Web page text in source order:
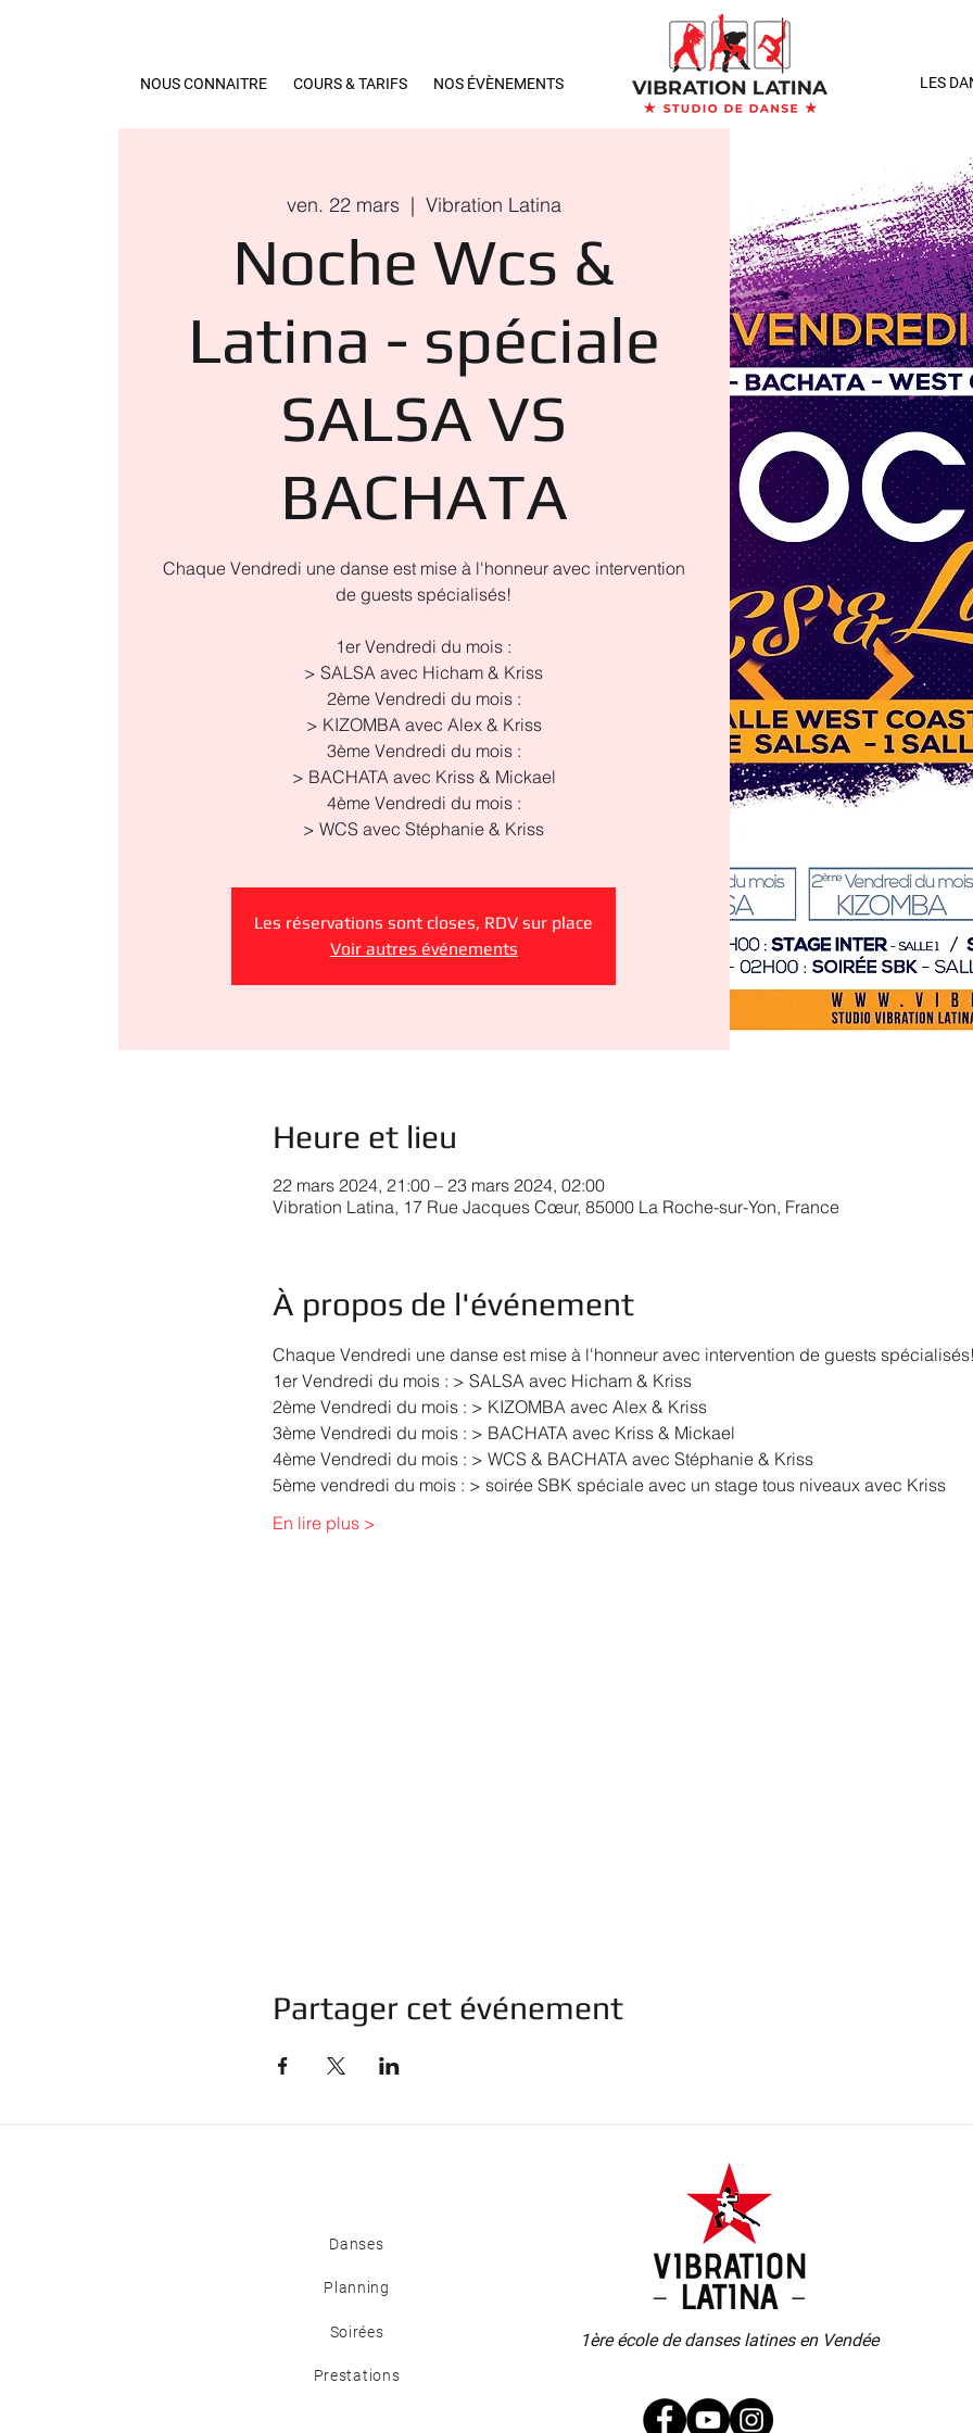
NOUS CONNAITRE COURS & TARIFS NOS ÉVÈNEMENTS LES
ven. 22 mars
  |
Vibration Latina
Noche Wcs &
Latina - spéciale
SALSA VS
BACHATA
Chaque Vendredi une danse est mise à l'honneur avec intervention
de guests spécialisés!
1er Vendredi du mois :
> SALSA avec Hicham & Kriss
2ème Vendredi du mois :
> KIZOMBA avec Alex & Kriss
3ème Vendredi du mois :
> BACHATA avec Kriss & Mickael
4ème Vendredi du mois :
> WCS avec Stéphanie & Kriss
Les réservations sont closes, RDV sur place
Voir autres événements
Heure et lieu
22 mars 2024, 21:00 – 23 mars 2024, 02:00
Vibration Latina, 17 Rue Jacques Cœur, 85000 La Roche-sur-Yon, France
À propos de l'événement
Chaque Vendredi une danse est mise à l'honneur avec intervention de guests
1er Vendredi du mois : > SALSA avec Hicham & Kriss
2ème Vendredi du mois : > KIZOMBA avec Alex & Kriss
3ème Vendredi du mois : > BACHATA avec Kriss & Mickael
4ème Vendredi du mois : > WCS & BACHATA avec Stéphanie & Kriss
5ème vendredi du mois : > soirée SBK spéciale avec un stage tous niveaux avec Kriss
En lire plus >
Partager cet événement
Danses
Planning
Soirées
Prestations
1ère école de danses latines en Vendée